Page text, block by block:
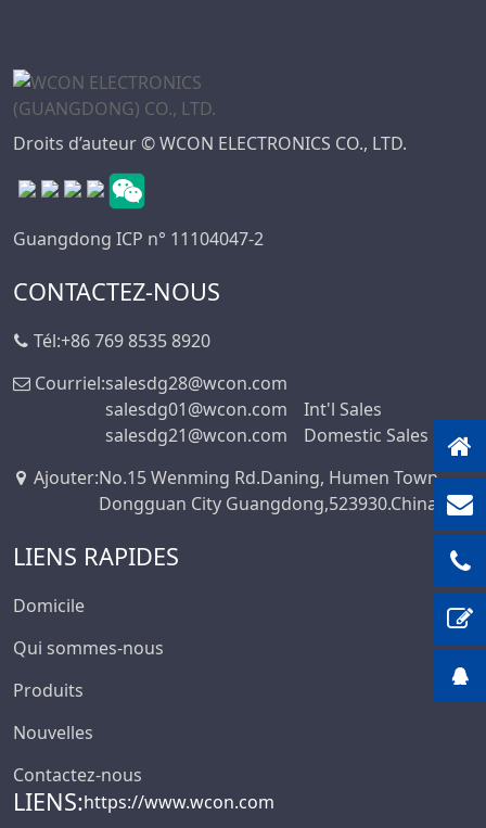
Droits d’auteur © WCON ELECTRONICS CO., LTD.
Guangdong ICP n° 11104047-2
CONTACTEZ-NOUS
Tél:+86 769 8535 8920
Courriel:salesdg28@wcon.com
salesdg01@wcon.com
Int'l Sales
salesdg21@wcon.com
Domestic Sales
Ajouter:No.15 Wenming Rd.Daning, Humen Town,
Dongguan City Guangdong,523930.China
LIENS RAPIDES
Domicile
Qui sommes-nous
Produits
Nouvelles
Contactez-nous
LIENS:https://www.wcon.com